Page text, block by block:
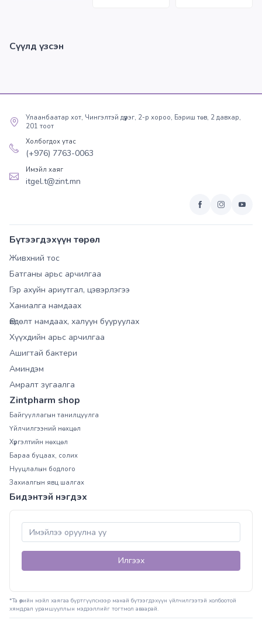
Сүүлд үзсэн
Улаанбаатар хот, Чингэлтэй дүүрэг, 2-р хороо, Бэриш төв, 2 давхар,
201 тоот
Холбогдох утас
(+976) 7763-0063
Имэйл хаяг
itgel.t@zint.mn
Бүтээгдэхүүн төрөл
Живхний тос
Батганы арьс арчилгаа
Гэр ахуйн ариутгал, цэвэрлэгээ
Ханиалга намдаах
Өвдөлт намдаах, халуун бууруулах
Хүүхдийн арьс арчилгаа
Ашигтай бактери
Аминдэм
Амралт зугаалга
Zintpharm shop
Байгууллагын танилцуулга
Үйлчилгээний нөхцөл
Хүргэлтийн нөхцөл
Бараа буцаах, солих
Нууцлалын бодлого
Захиалгын явц шалгах
Бидэнтэй нэгдэх
Илгээх
*Та өөрийн мэйл хаягаа бүртгүүлснээр манай бүтээгдэхүүн үйлчилгээтэй холбоотой
хямдрал урамшууллын мэдээллийг тогтмол аваарай.